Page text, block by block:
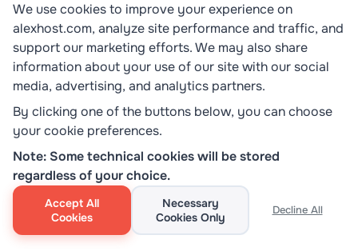
schreibgeschützter Viewer. Es verändert Dateien
unter keinen Umständen. Zum Bearbeiten
verwenden Sie
vim , nano
oder einen anderen
Texteditor.
Wie suche ich nach einem Wort in
Während die Datei in geöffnet ist, geben Sie
/word
ein und drücken Enter, um vorwärts zu
suchen. Verwenden Sie
?word
, um rückwärts zu
suchen. Drücken Sie
, um zum nächsten Treffer
We use cookies to improve your experience on
alexhost.com, analyze site performance and traffic, and
support our marketing efforts. We may also share
information about your use of our site with our social
media, advertising, and analytics partners.
By clicking one of the buttons below, you can choose
your cookie preferences.
Note: Some technical cookies will be stored
regardless of your choice.
Accept All
Cookies
Necessary
Cookies Only
Decline All